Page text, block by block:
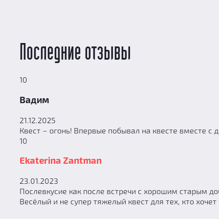
Последние отзывы
10
Вадим
21.12.2025
Квест – огонь! Впервые побывал на квесте вместе с
10
Ekaterina Zantman
23.01.2023
Послевкусие как после встречи с хорошим старым
Весёлый и не супер тяжелый квест для тех, кто